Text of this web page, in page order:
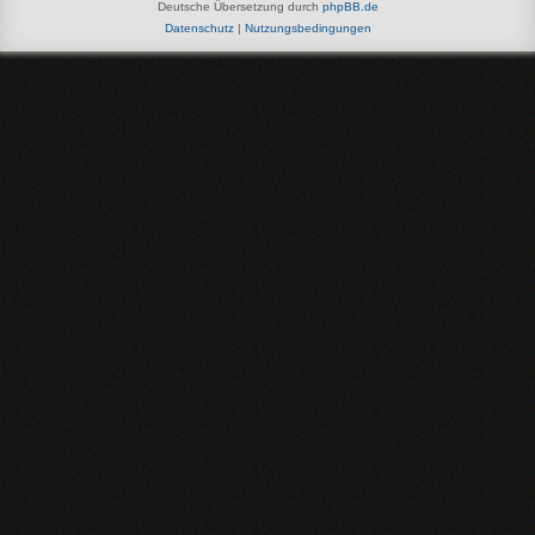
Deutsche Übersetzung durch phpBB.de
Datenschutz| Nutzungsbedingungen